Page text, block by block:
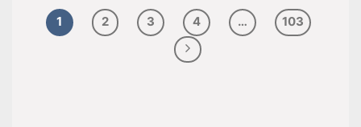
1 2 3 4 … 103